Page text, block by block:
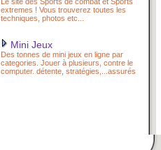
extremes ! Vous trouverez toutes les
techniques, photos etc...
Mini Jeux
Des tonnes de mini jeux en ligne par
categories. Jouer à plusieurs, contre le
computer. détente, stratégies,...assurés